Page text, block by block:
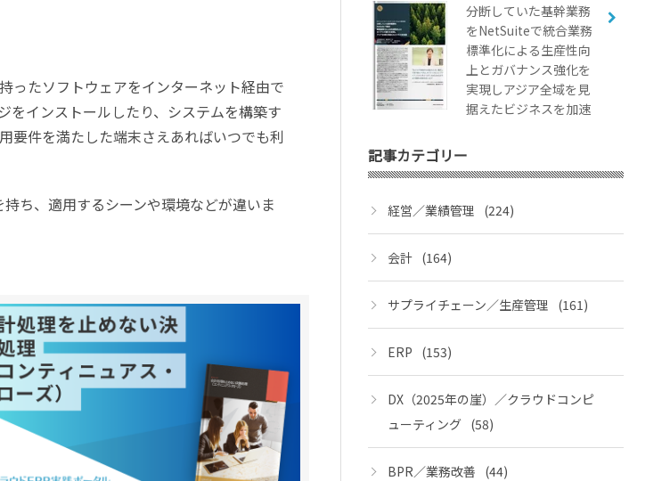
ったソフトウェアをインターネット経由で
をインストールしたり、システムを構築す
要件を満たした端末さえあればいつでも利
ち、適用するシーンや環境などが違いま
分断していた基幹業務
をNetSuiteで統合業務
標準化による生産性向
上とガバナンス強化を
実現しアジア全域を見
据えたビジネスを加速
記事カテゴリー
経営／業績管理 (224)
会計 (164)
サプライチェーン／生産管理 (161)
ERP (153)
DX（2025年の崖）／クラウドコンピ
ューティング (58)
BPR／業務改善 (44)